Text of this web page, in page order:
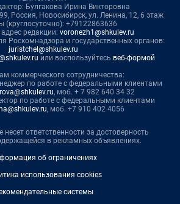
Булгакова Ирина Викторовна
Россия, Новосибирск, ул. Ленина, 12, 6 этаж
(круглосуточно): +79122863636
редакции: voronezh1@shkulev.ru
Роскомнадзора и государственных органов:
juristchel@shkulev.ru
или воспользуйтесь веб-формой
коммерческого сотрудничества:
по работе с федеральными клиентами
, моб. + 7 982 640 34 32
по работе с федеральными клиентами
, моб. +7 910 402 4056
несет ответственности за достоверность
в рекламных объявлениях.
об ограничениях
использования cookies
системы